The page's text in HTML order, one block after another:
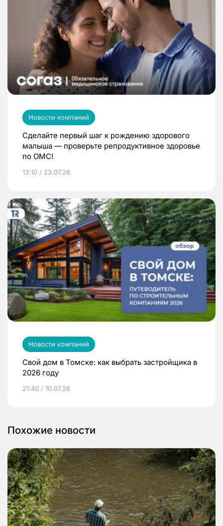
Новости компаний
Сделайте первый шаг к рождению здорового
малыша — проверьте репродуктивное здоровье
по ОМС!
13:10 / 23.07.26
Новости компаний
Свой дом в Томске: как выбрать застройщика в
2026 году
21:40 / 10.07.26
Похожие новости